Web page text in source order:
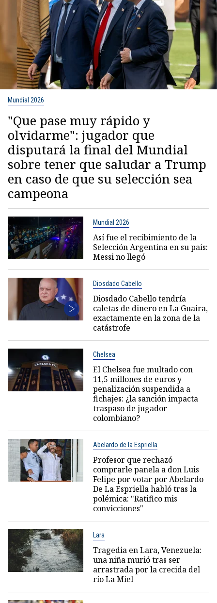
Mundial 2026
"Que pase muy rápido y
olvidarme": jugador que
disputará la final del Mundial
sobre tener que saludar a Trump
en caso de que su selección sea
campeona
Mundial 2026
Así fue el recibimiento de la
Selección Argentina en su país:
Messi no llegó
Diosdado Cabello
Diosdado Cabello tendría
caletas de dinero en La Guaira,
exactamente en la zona de la
catástrofe
Chelsea
El Chelsea fue multado con
11,5 millones de euros y
penalización suspendida a
fichajes: ¿la sanción impacta
traspaso de jugador
colombiano?
Abelardo de la Espriella
Profesor que rechazó
comprarle panela a don Luis
Felipe por votar por Abelardo
De La Espriella habló tras la
polémica: "Ratifico mis
convicciones"
Lara
Tragedia en Lara, Venezuela:
una niña murió tras ser
arrastrada por la crecida del
río La Miel